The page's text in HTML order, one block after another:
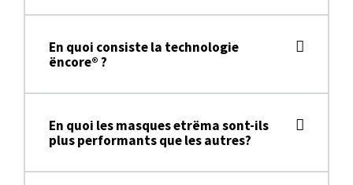
En quoi consiste la technologie
ëncore® ?
En quoi les masques etrëma sont-ils
plus performants que les autres?